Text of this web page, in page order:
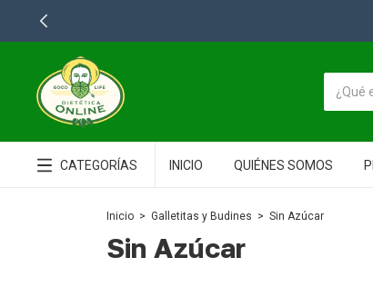
CATEGORÍAS INICIO QUIÉNES SOMOS
Inicio > Galletitas y Budines > Sin Azúcar
Sin Azúcar